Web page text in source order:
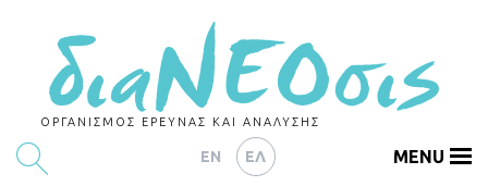
ΟΡΓΑΝΙΣΜΟΣ ΕΡΕΥΝΑΣ ΚΑΙ ΑΝΑΛΥΣΗΣ
EN ΕΛ MENU